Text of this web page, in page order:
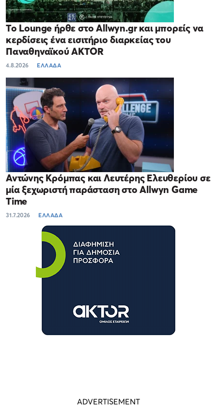
Το Lounge ήρθε στο Allwyn.gr και μπορείς να
κερδίσεις ένα εισιτήριο διαρκείας του
Παναθηναϊκού AKTOR
4.8.2026 ΕΛΛΑΔΑ
Αντώνης Κρόμπας και Λευτέρης Ελευθερίου σε
μία ξεχωριστή παράσταση στο Allwyn Game
Time
31.7.2026 ΕΛΛΑΔΑ